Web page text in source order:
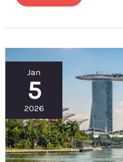
Jan
5
2026
Singapour
:
que
faire
et
voir
en
3
à
7
jours
?